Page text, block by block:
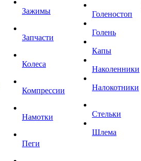
Зажимы
Запчасти
Колеса
Компрессии
Намотки
Пеги
Голеностоп
Голень
Капы
Наколенники
Налокотники
Стельки
Шлема